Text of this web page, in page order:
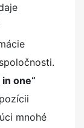
one“
mnohé